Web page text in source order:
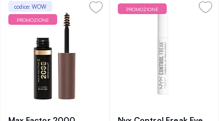
codice: WOW
PROMOZIONE
PROMOZIONE